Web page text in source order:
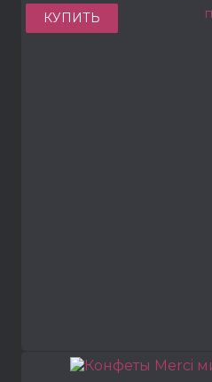
КУПИТЬ